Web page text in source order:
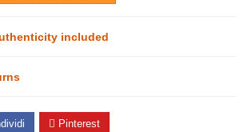
included
Pinterest